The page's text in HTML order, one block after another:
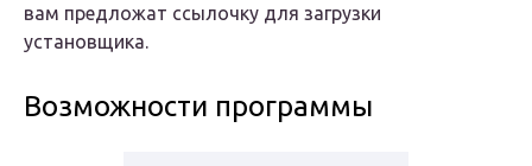
вам предложат ссылочку для загрузки
установщика.
Возможности программы